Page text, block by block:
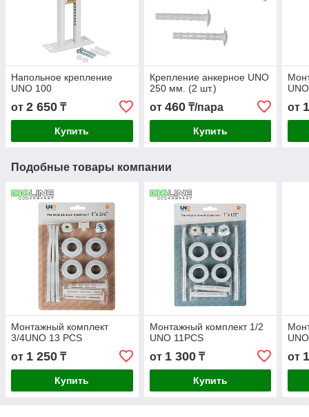
Напольное крепление
UNO 100
от 2 650 ₸
Купить
Крепление анкерное UNO
250 мм. (2 шт.)
от 460₸/пара
Купить
от
Подобные товары компании
Mонтажный комплект
3/4UNO 13 PCS
от 1 250 ₸
Купить
Монтажный комплект 1/2
UNO 11PCS
от 1 300₸
Купить
от